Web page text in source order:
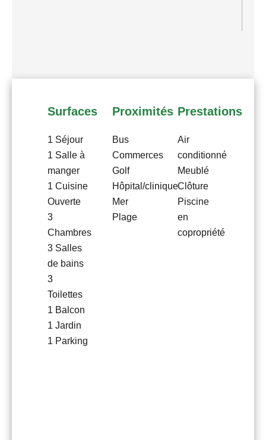
Surfaces
1 Séjour
1 Salle à
manger
1 Cuisine
Ouverte
3
Chambres
3 Salles
de bains
3
Toilettes
1 Balcon
1 Jardin
1 Parking
Proximités
Bus
Commerces
Golf
Hôpital/clinique
Mer
Plage
Prestations
Air
conditionné
Meublé
Clôture
Piscine
en
copropriété